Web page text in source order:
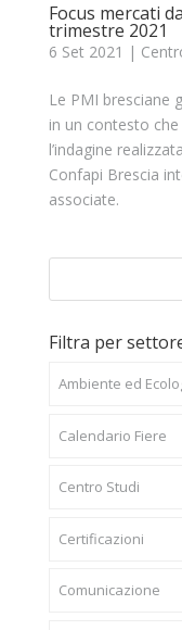
Focus mercati
trimestre 2021
6 Set 2021 |
Le PMI bresciane
in un contesto
l’indagine
Confapi Brescia
associate.
Filtra per
Ambiente ed
Calendario Fiere
Centro Studi
Certificazioni
Comunicazione